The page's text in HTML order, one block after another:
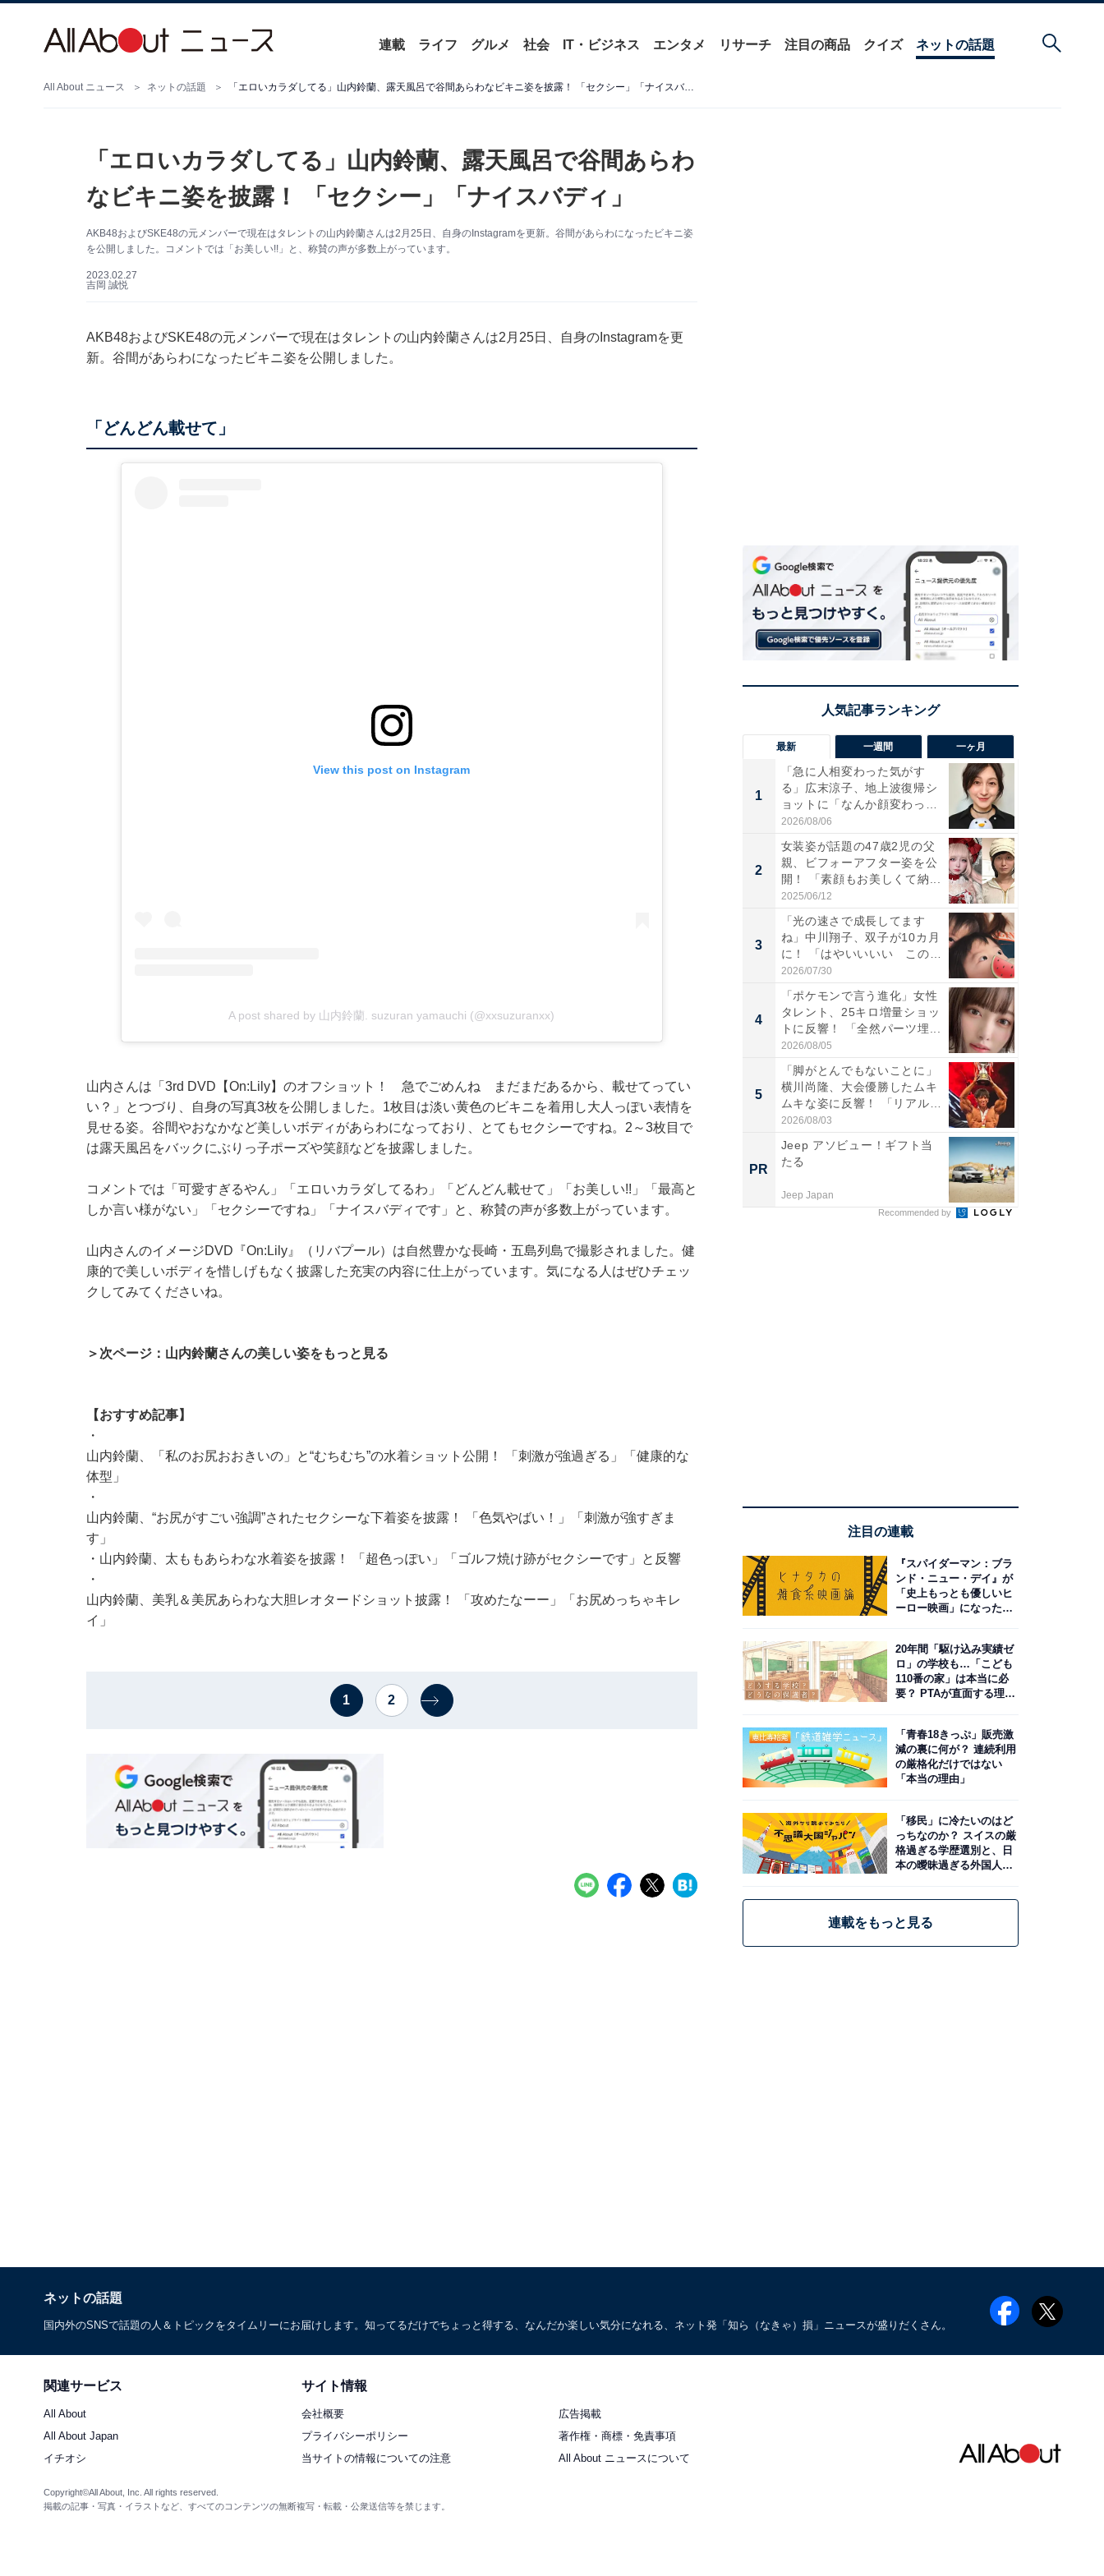
連載 ライフ グルメ 社会 IT・ビジネス エンタメ リサーチ 注目の商品 クイズ ネットの話題
All About ニュース ネットの話題 「エロいカラダしてる」山内鈴蘭、露天風呂で谷間あらわなビキニ姿を披露！ 「セクシー」「ナイスバディ」
「エロいカラダしてる」山内鈴蘭、露天風呂で谷間あらわ
なビキニ姿を披露！ 「セクシー」「ナイスバディ」
AKB48およびSKE48の元メンバーで現在はタレントの山内鈴蘭さんは2月25日、自身のInstagramを更新。谷間があらわになったビキニ姿
を公開しました。コメントでは「お美しい!!」と、称賛の声が多数上がっています。
2023.02.27
吉岡 誠悦
AKB48およびSKE48の元メンバーで現在はタレントの山内鈴蘭さんは2月25日、自身のInstagramを更
新。谷間があらわになったビキニ姿を公開しました。
「どんどん載せて」
View this post on Instagram
A post shared by 山内鈴蘭. suzuran yamauchi (@xxsuzuranxx)
山内さんは「3rd DVD【On:Lily】のオフショット！ 急でごめんね まだまだあるから、載せてってい
い？」とつづり、自身の写真3枚を公開しました。1枚目は淡い黄色のビキニを着用し大人っぽい表情を
見せる姿。谷間やおなかなど美しいボディがあらわになっており、とてもセクシーですね。2～3枚目で
は露天風呂をバックにぶりっ子ポーズや笑顔などを披露しました。
コメントでは「可愛すぎるやん」「エロいカラダしてるわ」「どんどん載せて」「お美しい!!」「最高と
しか言い様がない」「セクシーですね」「ナイスバディです」と、称賛の声が多数上がっています。
山内さんのイメージDVD『On:Lily』（リバプール）は自然豊かな長崎・五島列島で撮影されました。健
康的で美しいボディを惜しげもなく披露した充実の内容に仕上がっています。気になる人はぜひチェッ
クしてみてくださいね。
＞次ページ：山内鈴蘭さんの美しい姿をもっと見る
【おすすめ記事】
・
山内鈴蘭、「私のお尻おおきいの」と“むちむち”の水着ショット公開！ 「刺激が強過ぎる」「健康的な
体型」
・
山内鈴蘭、“お尻がすごい強調”されたセクシーな下着姿を披露！ 「色気やばい！」「刺激が強すぎま
す」
・ 山内鈴蘭、太ももあらわな水着姿を披露！ 「超色っぽい」「ゴルフ焼け跡がセクシーです」と反響
・
山内鈴蘭、美乳＆美尻あらわな大胆レオタードショット披露！ 「攻めたなーー」「お尻めっちゃキレ
イ」
1 2
最新 一週間 一ヶ月
1
「急に人相変わった気がす
る」広末涼子、地上波復帰シ
ョットに「なんか顔変わっ
た」の...
2026/08/06
2
女装姿が話題の47歳2児の父
親、ビフォーアフター姿を公
開！ 「素顔もお美しくて納...
2025/06/12
3
「光の速さで成長してます
ね」中川翔子、双子が10カ月
に！ 「はやいいいい この
前...
2026/07/30
4
「ポケモンで言う進化」女性
タレント、25キロ増量ショッ
トに反響！ 「全然パーツ埋...
2026/08/05
5
「脚がとんでもないことに」
横川尚隆、大会優勝したムキ
ムキな姿に反響！ 「リアル
刃...
2026/08/03
PR
Jeep アソビュー！ギフト当
たる
Jeep Japan
Recommended by
注目の連載
『スパイダーマン：ブラ
ンド・ニュー・デイ』が
「史上もっとも優しいヒ
ーロー映画」になった理
20年間「駆け込み実績ゼ
ロ」の学校も…「こども
110番の家」は本当に必
要？ PTAが直面する理想
「青春18きっぷ」販売激
減の裏に何が？ 連続利用
の厳格化だけではない
「本当の理由」
「移民」に冷たいのはど
っちなのか？ スイスの厳
格過ぎる学歴選別と、日
本の曖昧過ぎる外国人政
連載をもっと見る
ネットの話題
国内外のSNSで話題の人＆トピックをタイムリーにお届けします。知ってるだけでちょっと得する、なんだか楽しい気分になれる、ネット発「知ら（なきゃ）損」ニュースが盛りだくさん。
関連サービス
All About
All About Japan
イチオシ
サイト情報
会社概要
広告掲載
プライバシーポリシー
著作権・商標・免責事項
当サイトの情報についての注意
All About ニュースについて
Copyright©All About, Inc. All rights reserved.
掲載の記事・写真・イラストなど、すべてのコンテンツの無断複写・転載・公衆送信等を禁じます。